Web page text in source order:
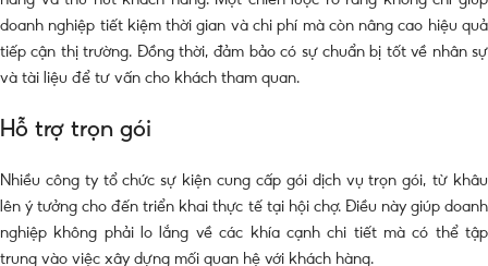
doanh nghiệp tiết kiệm thời gian và chi phí mà còn nâng cao hiệu quả
tiếp cận thị trường. Đồng thời, đảm bảo có sự chuẩn bị tốt về nhân sự
và tài liệu để tư vấn cho khách tham quan.
Hỗ trợ trọn gói
Nhiều công ty tổ chức sự kiện cung cấp gói dịch vụ trọn gói, từ khâu
lên ý tưởng cho đến triển khai thực tế tại hội chợ. Điều này giúp doanh
nghiệp không phải lo lắng về các khía cạnh chi tiết mà có thể tập
trung vào việc xây dựng mối quan hệ với khách hàng.